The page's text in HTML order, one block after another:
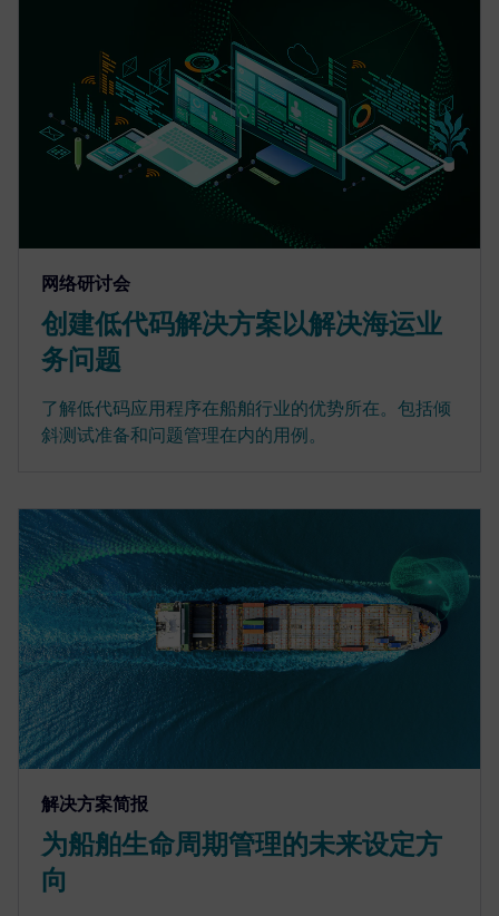
网络研讨会
创建低代码解决方案以解决海运业
务问题
了解低代码应用程序在船舶行业的优势所在。包括倾
斜测试准备和问题管理在内的用例。
解决方案简报
为船舶生命周期管理的未来设定方
向